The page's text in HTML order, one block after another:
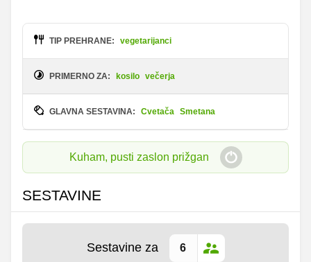
TIP PREHRANE: vegetarijanci
PRIMERNO ZA: kosilo večerja
GLAVNA SESTAVINA: Cvetača Smetana
Kuham, pusti zaslon prižgan
SESTAVINE
Sestavine za